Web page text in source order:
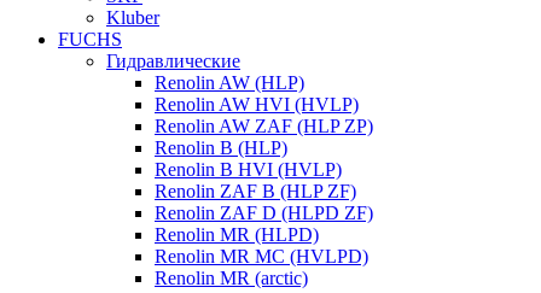
Kluber
FUCHS
Гидравлические
Renolin AW (HLP)
Renolin AW HVI (HVLP)
Renolin AW ZAF (HLP ZP)
Renolin B (HLP)
Renolin B HVI (HVLP)
Renolin ZAF B (HLP ZF)
Renolin ZAF D (HLPD ZF)
Renolin MR (HLPD)
Renolin MR MC (HVLPD)
Renolin MR (arctic)